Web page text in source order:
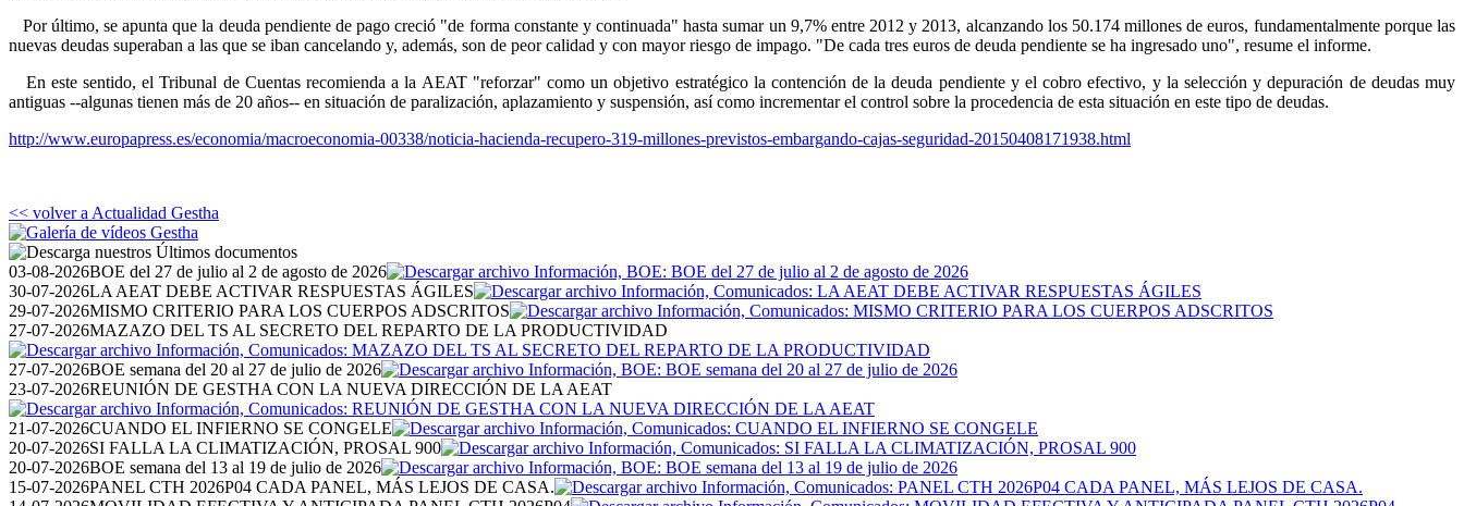
Por último, se apunta que la deuda pendiente de pago creció "de forma constante y continuada" hasta sumar un 9,7% entre 2012 y 2013, alcanzando los 50.174 millones de euros, fundamentalmente porque las
nuevas deudas superaban a las que se iban cancelando y, además, son de peor calidad y con mayor riesgo de impago. "De cada tres euros de deuda pendiente se ha ingresado uno", resume el informe.
En este sentido, el Tribunal de Cuentas recomienda a la AEAT "reforzar" como un objetivo estratégico la contención de la deuda pendiente y el cobro efectivo, y la selección y depuración de deudas muy
antiguas --algunas tienen más de 20 años-- en situación de paralización, aplazamiento y suspensión, así como incrementar el control sobre la procedencia de esta situación en este tipo de deudas.
http://www.europapress.es/economia/macroeconomia-00338/noticia-hacienda-recupero-319-millones-previstos-embargando-cajas-seguridad-20150408171938.html
<< volver a Actualidad Gestha
03-08-2026BOE del 27 de julio al 2 de agosto de 2026
30-07-2026LA AEAT DEBE ACTIVAR RESPUESTAS ÁGILES
29-07-2026MISMO CRITERIO PARA LOS CUERPOS ADSCRITOS
27-07-2026MAZAZO DEL TS AL SECRETO DEL REPARTO DE LA PRODUCTIVIDAD
27-07-2026BOE semana del 20 al 27 de julio de 2026
23-07-2026REUNIÓN DE GESTHA CON LA NUEVA DIRECCIÓN DE LA AEAT
21-07-2026CUANDO EL INFIERNO SE CONGELE
20-07-2026SI FALLA LA CLIMATIZACIÓN, PROSAL 900
20-07-2026BOE semana del 13 al 19 de julio de 2026
15-07-2026PANEL CTH 2026P04 CADA PANEL, MÁS LEJOS DE CASA.